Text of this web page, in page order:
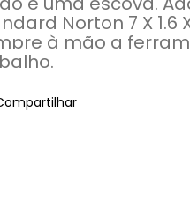
Norton 7 X 1.6
à mão a